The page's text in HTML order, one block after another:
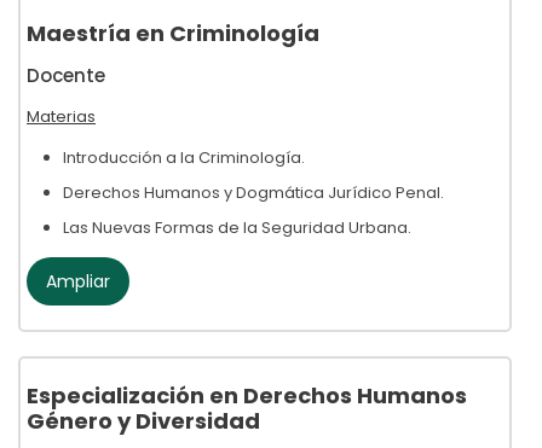
Maestría en Criminología
Docente
Materias
Introducción a la Criminología.
Derechos Humanos y Dogmática Jurídico Penal.
Las Nuevas Formas de la Seguridad Urbana.
Ampliar
Especialización en Derechos Humanos
Género y Diversidad